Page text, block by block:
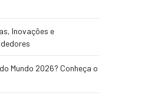
Inovações e
Mundo 2026? Conheça o